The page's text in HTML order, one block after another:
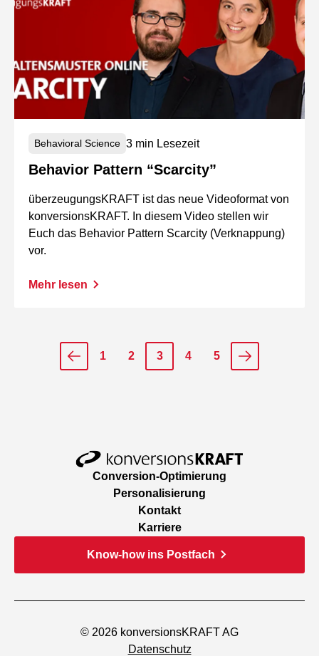
Behavioral Science 3 min Lesezeit
Behavior Pattern “Scarcity”
überzeugungsKRAFT ist das neue Videoformat von
konversionsKRAFT. In diesem Video stellen wir
Euch das Behavior Pattern Scarcity (Verknappung)
vor.
Mehr lesen
1 2 3 4 5
Conversion-Optimierung
Personalisierung
Kontakt
Karriere
Know-how ins Postfach
© 2026 konversionsKRAFT AG
Datenschutz